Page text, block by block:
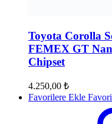
Toyota Corolla
FEMEX GT
Chipset
4.250,00 ₺
Favorilere Ekle